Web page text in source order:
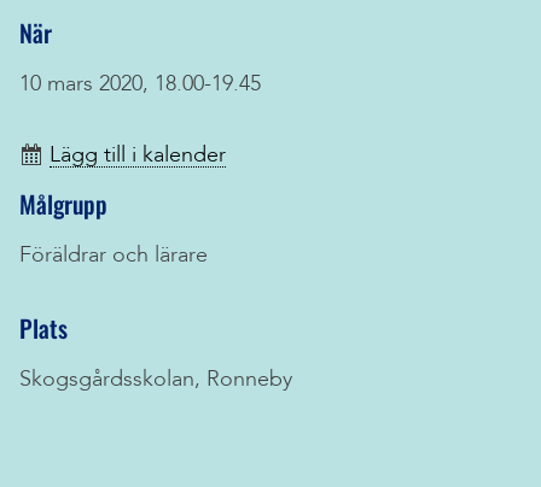
När
10 mars 2020, 18.00-19.45
Lägg till i kalender
Målgrupp
Föräldrar och lärare
Plats
Skogsgårdsskolan, Ronneby